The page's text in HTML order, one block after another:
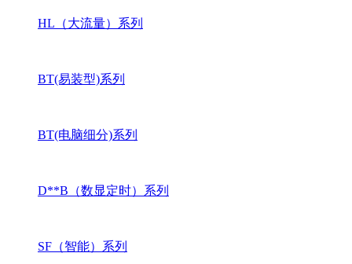
HL（大流量）系列
BT(易装型)系列
BT(电脑细分)系列
D**B（数显定时）系列
SF（智能）系列